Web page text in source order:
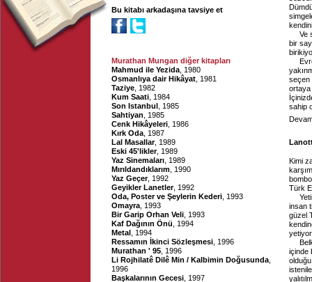
Bu kitabı arkadaşına tavsiye et
Murathan Mungan diğer kitapları
Mahmud ile Yezida , 1980
Osmanlıya dair Hikâyat , 1981
Taziye , 1982
Kum Saati , 1984
Son Istanbul , 1985
Sahtiyan , 1985
Cenk Hikâyeleri , 1986
Kırk Oda , 1987
Lal Masallar, 1989
Eski 45'likler, 1989
Yaz Sinemaları , 1989
Mırıldandıklarım , 1990
Yaz Geçer, 1992
Geyikler Lanetler, 1992
Oda, Poster ve Şeylerin Kederi , 1993
Omayra , 1993
Bir Garip Orhan Veli , 1993
Kaf Dağının Önü , 1994
Metal , 1994
Ressamın İkinci Sözleşmesi , 1996
Murathan ' 95 , 1996
Li Rojhilatê Dilê Min / Kalbimin Doğusunda
1996
Başkalarının Gecesi , 1997
Ve
bir
seçen
ortaya
sahip
Kimi
Türk
insan
güzel
içinde